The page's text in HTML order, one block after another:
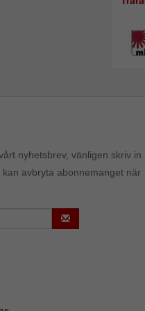
nyhetsbrev, vänligen skriv in
avbryta abonnemanget när